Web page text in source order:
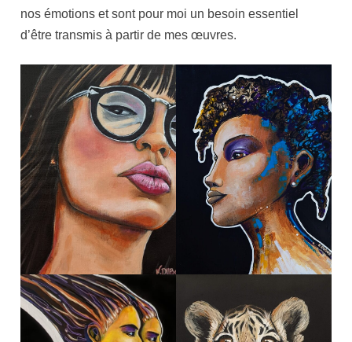
nos émotions et sont pour moi un besoin essentiel
d’être transmis à partir de mes œuvres.